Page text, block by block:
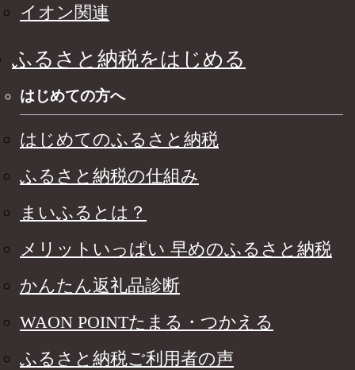
イオン関連
ふるさと納税をはじめる
はじめての方へ
はじめてのふるさと納税
ふるさと納税の仕組み
まいふるとは？
メリットいっぱい 早めのふるさと納税
かんたん返礼品診断
WAON POINTたまる・つかえる
ふるさと納税ご利用者の声